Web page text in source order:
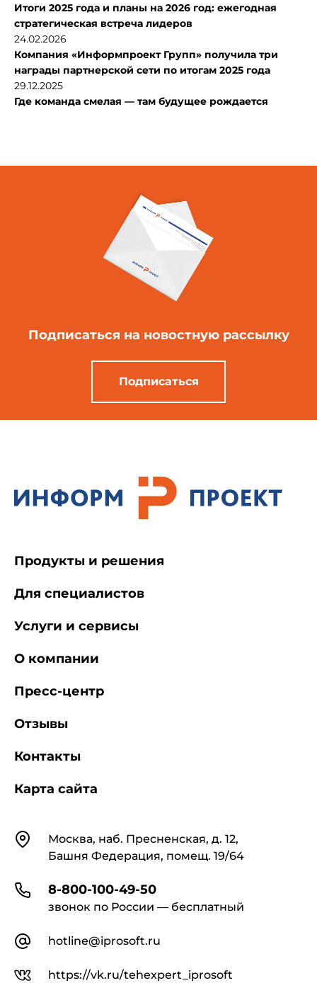
Итоги 2025 года и планы на 2026 год: ежегодная
стратегическая встреча лидеров
24.02.2026
Компания «Информпроект Групп» получила три
награды партнерской сети по итогам 2025 года
29.12.2025
Где команда смелая — там будущее рождается
Подписаться на новостную рассылку
Подписаться
КонтактыМосква, наб. Пресненская, д. 12,
Башня Федерация, помещ. 19/64
8-800-100-49-50
звонок по России — бесплатный
hotline@iprosoft.ru
https://vk.ru/tehexpert_iprosoft
Продукты и решения
Для специалистов
Услуги и сервисы
О компании
Пресс-центр
Отзывы
Контакты
Карта сайта